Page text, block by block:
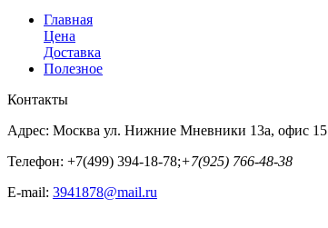
Главная
Цена
Доставка
Полезное
Контакты
Адрес: Москва ул. Нижние Мневники 13а, офис 15
Телефон: +7(499) 394-18-78;+7(925) 766-48-38
E-mail: 3941878@mail.ru